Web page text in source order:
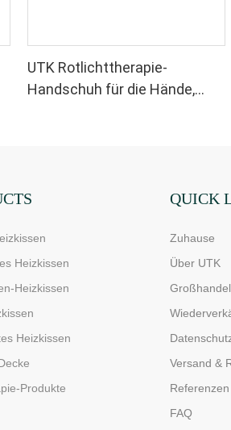
UTK Rotlichttherapie-
Handschuh für die Hände,
Hochleistungs-LEDs (660–
Rotlichttherapie für Zuhause
Heizkissen
Heizkissen
Heizkissen
Produkte
QUICK
Zuhause
Über UTK
Versand &
Referenzen
FAQ